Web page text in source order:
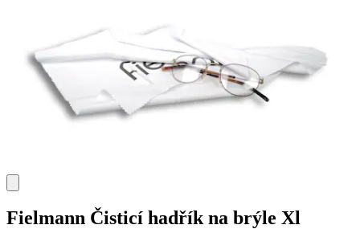
Fielmann Čisticí hadřík na brýle Xl